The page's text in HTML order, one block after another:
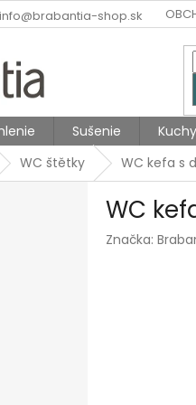
info@brabantia-shop.sk
Sušenie
WC štětky WC kefa s
WC
Značka: